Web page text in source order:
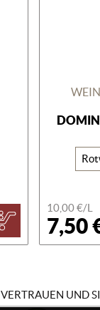
10,00 €/L
7,50
VERTRAUEN UND